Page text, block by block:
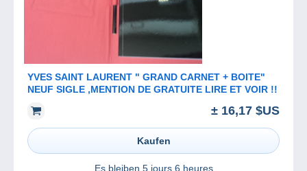
YVES SAINT LAURENT " GRAND CARNET + BOITE"
NEUF SIGLE ,MENTION DE GRATUITE LIRE ET VOIR !!
± 16,17 $US
Kaufen
Es bleiben 5 jours 6 heures